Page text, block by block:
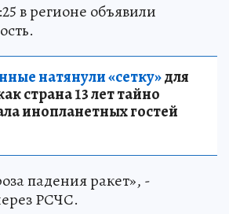
в регионе объявили
натянули «сетку»для
страна 13 лет тайно
инопланетных гостей
падения ракет», -
РСЧС.